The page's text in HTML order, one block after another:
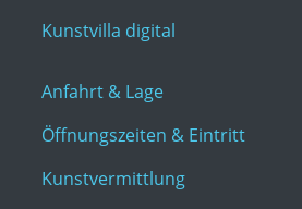
Kunstvilla digital
Anfahrt & Lage
Öffnungszeiten & Eintritt
Kunstvermittlung